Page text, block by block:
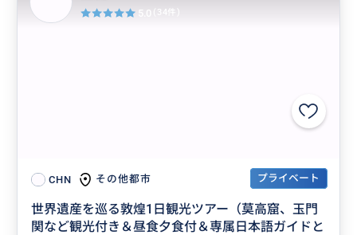
CHN その他都市 プライベート
世界遺産を巡る敦煌1日観光ツアー（莫高窟、玉門
関など観光付き＆昼食夕食付＆専属日本語ガイドと
5.0 (34件)